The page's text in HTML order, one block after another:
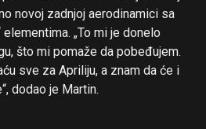
novoj zadnjoj aerodinamici sa
„To mi je donelo
što mi pomaže da pobeđujem.
sve za Apriliju, a znam da će i
dodao je Martin.